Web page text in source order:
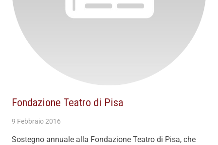
Fondazione Teatro di Pisa
9 Febbraio 2016
Sostegno annuale alla Fondazione Teatro di Pisa, che